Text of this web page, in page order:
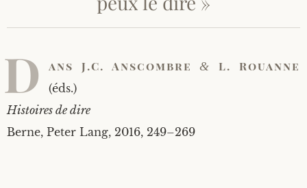
0
2
D ans J­.C. Ans­combre& L. Rouanne
(éds.)
His­toires de dire
Berne, Peter Lang, 2016, 249–269